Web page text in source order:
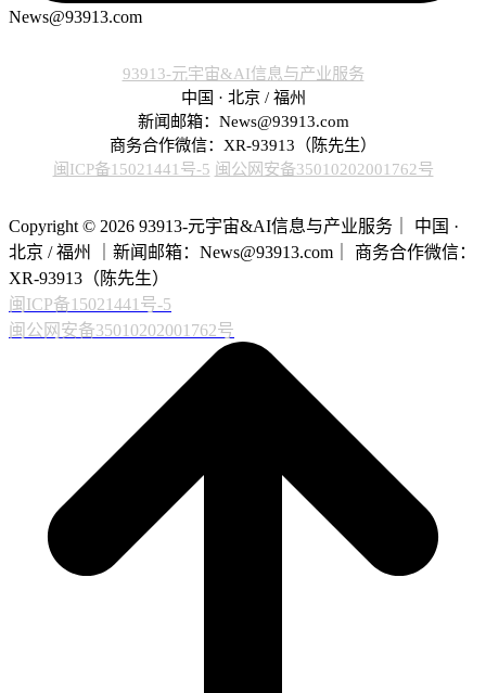
News@93913.com
93913-元宇宙&AI信息与产业服务
中国 · 北京 / 福州
新闻邮箱：News@93913.com
商务合作微信：XR-93913（陈先生）
闽ICP备15021441号-5 闽公网安备35010202001762号
Copyright © 2026 93913-元宇宙&AI信息与产业服务｜ 中国 ·
北京 / 福州 ｜新闻邮箱：News@93913.com｜ 商务合作微信：
XR-93913（陈先生）
闽ICP备15021441号-5
闽公网安备35010202001762号